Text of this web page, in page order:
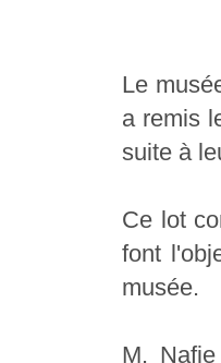
Le
a remis
suite à
Ce lot
font
musée.
M.